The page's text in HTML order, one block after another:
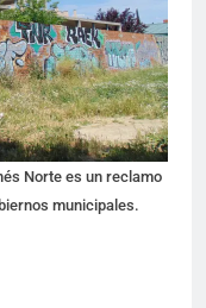
Norte es un reclamo
municipales.